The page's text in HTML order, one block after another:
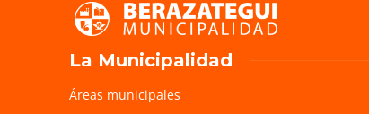
La Municipalidad
Áreas municipales